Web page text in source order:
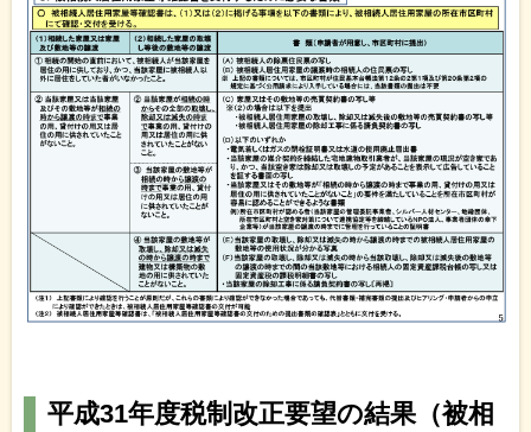
平成31年度税制改正要望の結果（被相